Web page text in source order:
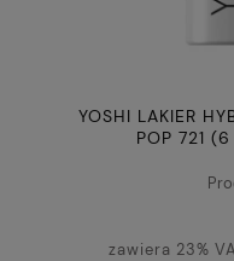
YOSHI LAKIER
POP 721
zawiera 23%